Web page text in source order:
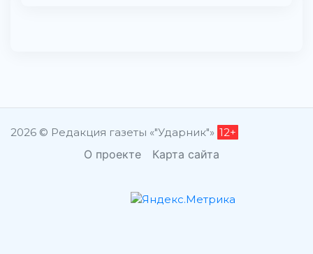
2026 © Редакция газеты «"Ударник"» 12+
О проекте Карта сайта